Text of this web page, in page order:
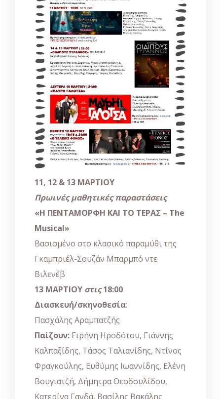
11, 12 & 13 ΜΑΡΤΙΟΥ
Πρωινές μαθητικές παραστάσεις
«Η ΠΕΝΤΑΜΟΡΦΗ ΚΑΙ ΤΟ ΤΕΡΑΣ – The
Musical»
Βασισμένο στο κλασικό παραμύθι της
Γκαμπριέλ-Σουζάν Μπαρμπό ντε
Βιλενέβ
13 ΜΑΡΤΙΟΥ στις18:00
Διασκευή/σκηνοθεσία:
Πασχάλης Αραμπατζής
Παίζουν: Ειρήνη Ηροδότου, Γιάννης
Καλπαξίδης, Τάσος Ταλιανίδης, Ντίνος
Φραγκούλης, Ευθύμης Ιωαννίδης, Ελένη
Βουγιατζή, Δήμητρα Θεοδουλίδου,
Κατερίνα Γανδά, Βασίλης Βακάλης